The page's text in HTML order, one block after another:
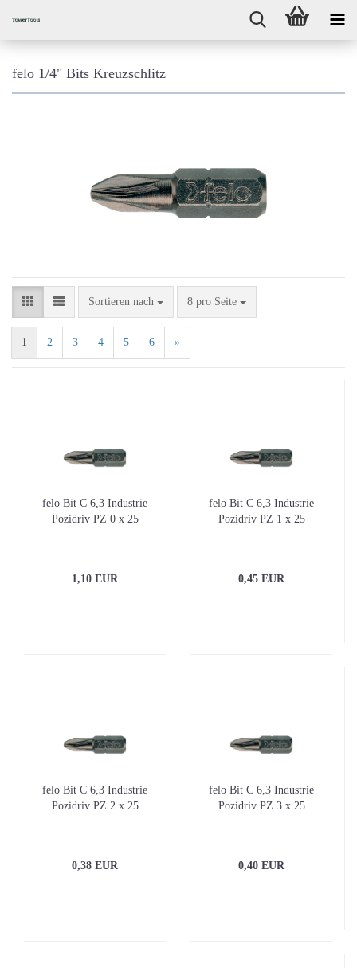
felo 1/4" Bits Kreuzschlitz
Sortieren nach
Sortieren nach 8 pro Seite
pro Seite
1 2 3 4 5 6 »
felo Bit C 6,3 Industrie
Pozidriv PZ 0 x 25
1,10 EUR
felo Bit C 6,3 Industrie
Pozidriv PZ 1 x 25
0,45 EUR
felo Bit C 6,3 Industrie
Pozidriv PZ 2 x 25
0,38 EUR
felo Bit C 6,3 Industrie
Pozidriv PZ 3 x 25
0,40 EUR